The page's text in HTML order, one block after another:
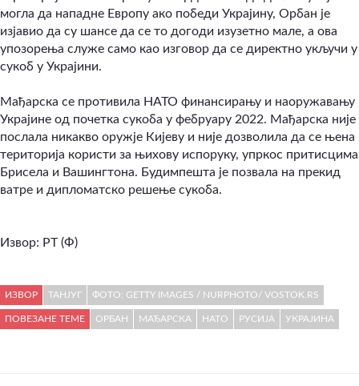
могла да нападне Европу ако победи Украјину, Орбан је
изјавио да су шансе да се то догоди изузетно мале, а ова
упозорења служе само као изговор да се директно укључи у
сукоб у Украјини.
Мађарска се противила НАТО финансирању и наоружавању
Украјине од почетка сукоба у фебруару 2022. Мађарска није
послала никакво оружје Кијеву и није дозволила да се њена
територија користи за њихову испоруку, упркос притисцима
Брисела и Вашингтона. Будимпешта је позвала на прекид
ватре и дипломатско решење сукоба.
Извор: РТ (Ф)
ИЗВОР ТАНЈУГ ФОТО: GETTY IMAGES / NURPHOTO/ VOSTOK.RS
ПОВЕЗАНЕ ТЕМЕ ОРБАН МАЂАРСКА НАТО РУСИЈА УКРАЈИНА